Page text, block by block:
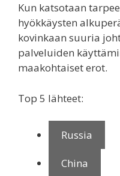
Kun katsotaan
hyökkäysten
kovinkaan suuria
palveluiden
maakohtaiset erot.
Top 5 lähteet:
Russia
China